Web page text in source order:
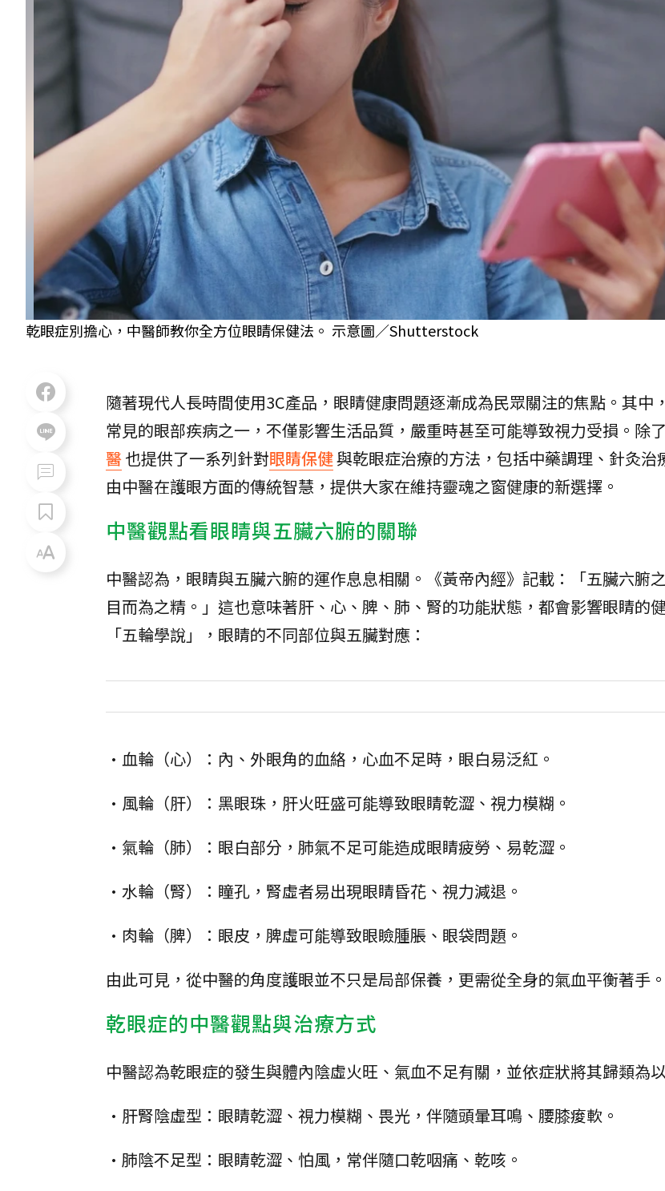
乾眼症別擔心，中醫師教你全方位眼睛保健法。 示意圖／Shutterstock
隨著現代人長時間使用3C產品，眼睛健康問題逐漸成為民眾關注的焦點。其中，
常見的眼部疾病之一，不僅影響生活品質，嚴重時甚至可能導致視力受損。除
醫也提供了一系列針對眼睛保健與乾眼症治療的方法，包括中藥調理、針灸治
由中醫在護眼方面的傳統智慧，提供大家在維持靈魂之窗健康的新選擇。
中醫觀點看眼睛與五臟六腑的關聯
中醫認為，眼睛與五臟六腑的運作息息相關。《黃帝內經》記載：「五臟六腑
目而為之精。」這也意味著肝、心、脾、肺、腎的功能狀態，都會影響眼睛的
「五輪學說」，眼睛的不同部位與五臟對應：
•血輪（心）：內、外眼角的血絡，心血不足時，眼白易泛紅。
•風輪（肝）：黑眼珠，肝火旺盛可能導致眼睛乾澀、視力模糊。
•氣輪（肺）：眼白部分，肺氣不足可能造成眼睛疲勞、易乾澀。
•水輪（腎）：瞳孔，腎虛者易出現眼睛昏花、視力減退。
•肉輪（脾）：眼皮，脾虛可能導致眼瞼腫脹、眼袋問題​。
由此可見，從中醫的角度護眼並不只是局部保養，更需從全身的氣血平衡著手。
乾眼症的中醫觀點與治療方式
中醫認為乾眼症的發生與體內陰虛火旺、氣血不足有關，並依症狀將其歸類為
•肝腎陰虛型：眼睛乾澀、視力模糊、畏光，伴隨頭暈耳鳴、腰膝痠軟。
•肺陰不足型：眼睛乾澀、怕風，常伴隨口乾咽痛、乾咳。